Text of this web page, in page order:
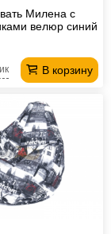
Милена с
велюр синий
В корзину